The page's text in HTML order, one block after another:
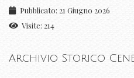
Pubblicato: 21 Giugno 2026
Visite: 214
Archivio Storico